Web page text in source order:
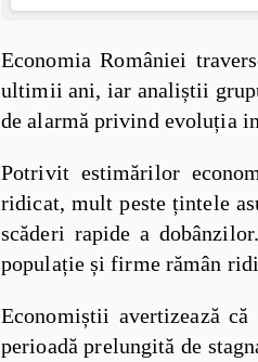
Economia României
ultimii ani, iar analiștii
de alarmă privind evoluția
Potrivit estimărilor
ridicat, mult peste țintele
scăderi rapide a
populație și firme rămân
Economiștii avertizează
perioadă prelungită de